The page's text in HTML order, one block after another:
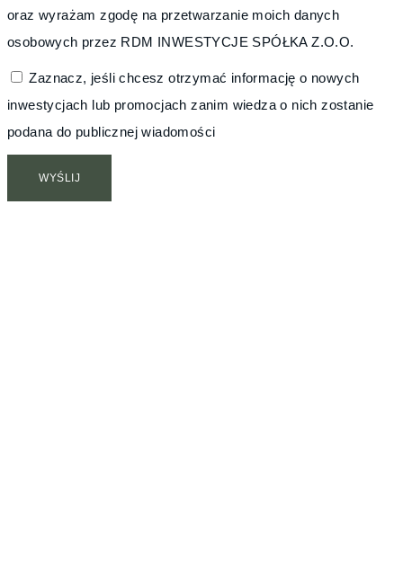
oraz wyrażam zgodę na przetwarzanie moich danych
osobowych przez RDM INWESTYCJE SPÓŁKA Z.O.O.
Zaznacz, jeśli chcesz otrzymać informację o nowych
inwestycjach lub promocjach zanim wiedza o nich zostanie
podana do publicznej wiadomości
WYŚLIJ